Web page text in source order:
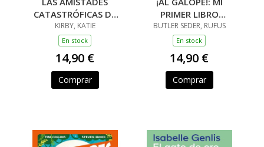
CATASTRÓFICAS DE
LOTTIE BROOKS
KIRBY, KATIE
En stock
14,90 €
Comprar
PRIMER LIBRO
CINEMÁGICO
BUTLER SEDER, RUFUS
En stock
14,90 €
Comprar